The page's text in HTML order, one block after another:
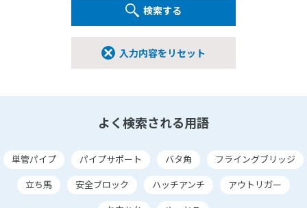
入力内容をリセット
検索する
よく検索される用語
単管パイプ パイプサポート バタ角
フライングブリッジ
立ち馬
安全ブロック ハッチアンチ
アウトリガー